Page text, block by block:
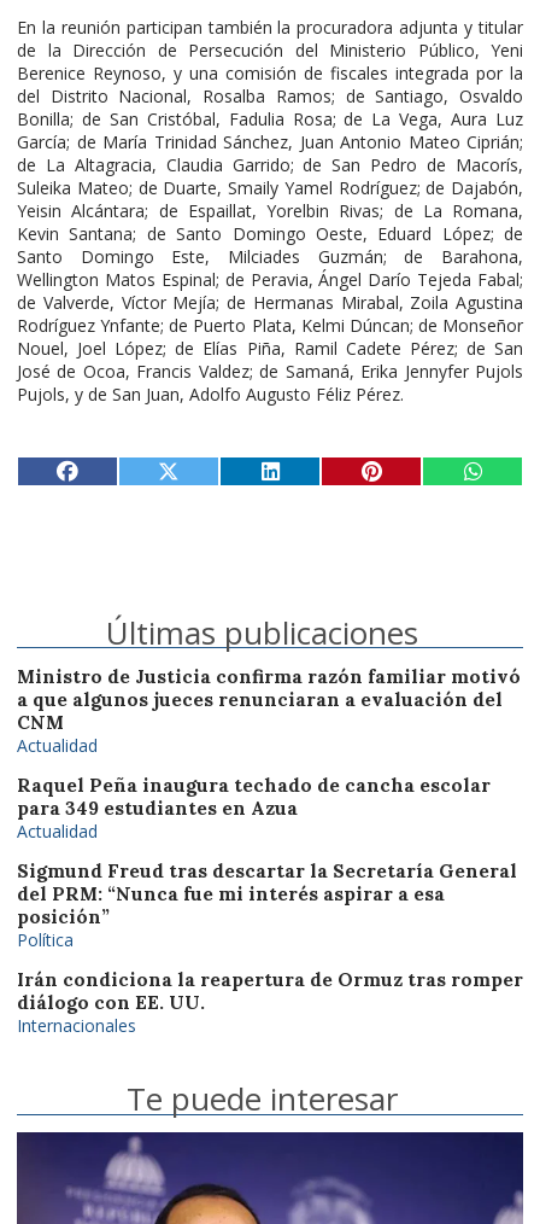
En la reunión participan también la procuradora adjunta y titular
de la Dirección de Persecución del Ministerio Público, Yeni
Berenice Reynoso, y una comisión de fiscales integrada por la
del Distrito Nacional, Rosalba Ramos; de Santiago, Osvaldo
Bonilla; de San Cristóbal, Fadulia Rosa; de La Vega, Aura Luz
García; de María Trinidad Sánchez, Juan Antonio Mateo Ciprián;
de La Altagracia, Claudia Garrido; de San Pedro de Macorís,
Suleika Mateo; de Duarte, Smaily Yamel Rodríguez; de Dajabón,
Yeisin Alcántara; de Espaillat, Yorelbin Rivas; de La Romana,
Kevin Santana; de Santo Domingo Oeste, Eduard López; de
Santo Domingo Este, Milciades Guzmán; de Barahona,
Wellington Matos Espinal; de Peravia, Ángel Darío Tejeda Fabal;
de Valverde, Víctor Mejía; de Hermanas Mirabal, Zoila Agustina
Rodríguez Ynfante; de Puerto Plata, Kelmi Dúncan; de Monseñor
Nouel, Joel López; de Elías Piña, Ramil Cadete Pérez; de San
José de Ocoa, Francis Valdez; de Samaná, Erika Jennyfer Pujols
Pujols, y de San Juan, Adolfo Augusto Féliz Pérez.
Últimas publicaciones
Ministro de Justicia confirma razón familiar motivó
a que algunos jueces renunciaran a evaluación del
CNM
Actualidad
Raquel Peña inaugura techado de cancha escolar
para 349 estudiantes en Azua
Actualidad
Sigmund Freud tras descartar la Secretaría General
del PRM: “Nunca fue mi interés aspirar a esa
posición”
Política
Irán condiciona la reapertura de Ormuz tras romper
diálogo con EE. UU.
Internacionales
Te puede interesar